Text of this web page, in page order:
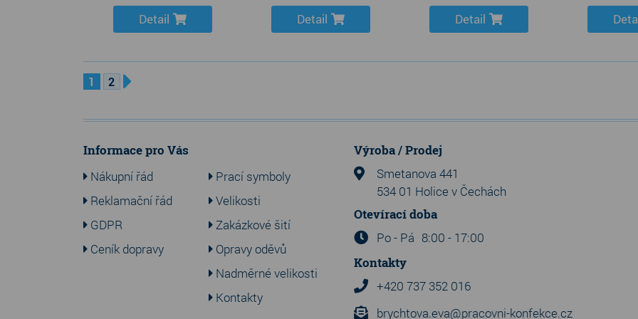
Detail Detail Detail
1 2
Informace pro Vás
Nákupní řád
Reklamační řád
GDPR
Ceník dopravy
Prací symboly
Velikosti
Zakázkové šití
Opravy oděvů
Nadměrné velikosti
Kontakty
Výroba / Prodej
Smetanova 441
534 01 Holice v Čechách
Otevírací doba
Po - Pá 8:00 - 17:00
Kontakty
+420 737 352 016
brychtova.eva@pracovni-konfekce.cz